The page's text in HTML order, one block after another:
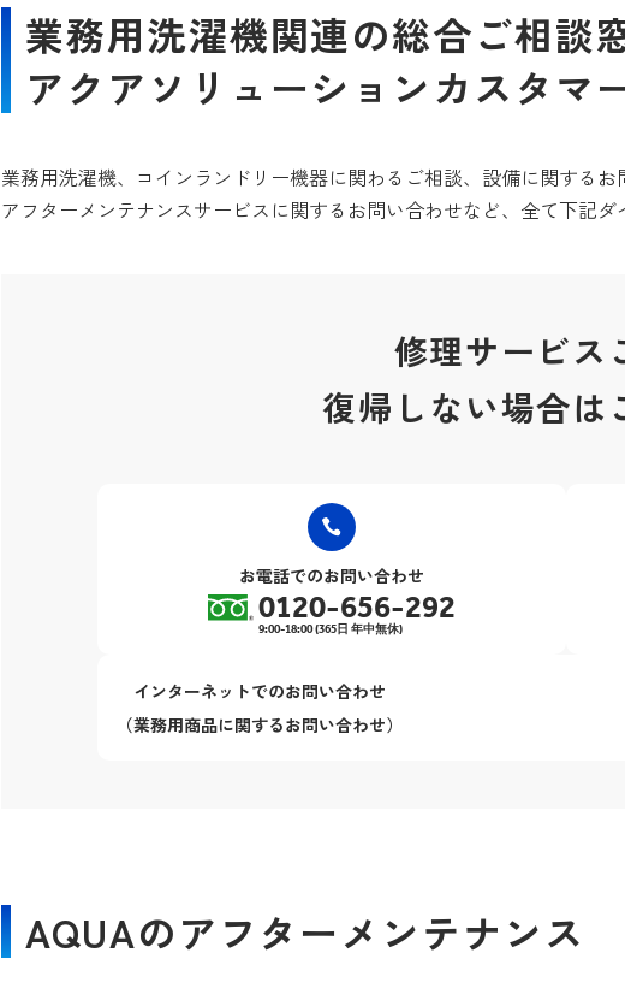
業務用洗濯機関連の総合ご相談
アクアソリューションカスタマ
業務用洗濯機、コインランドリー機器に関わるご相談、設備に関するお
アフターメンテナンスサービスに関するお問い合わせなど、全て下記ダ
修理サービス
復帰しない場合は
お電話でのお問い合わせ
0120-656-292
9:00-18:00 (365日 年中無休)
インターネットでのお問い合わせ
（業務用商品に関するお問い合わせ）
AQUAのアフターメンテナンス